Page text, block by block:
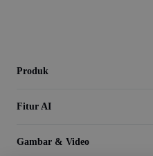
Produk
Fitur AI
Gambar & Video